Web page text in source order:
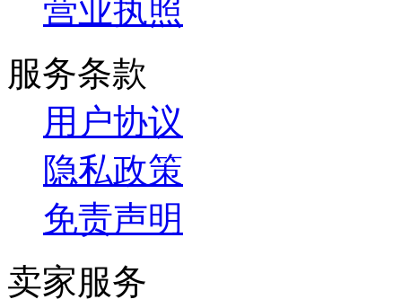
营业执照
服务条款
用户协议
隐私政策
免责声明
卖家服务